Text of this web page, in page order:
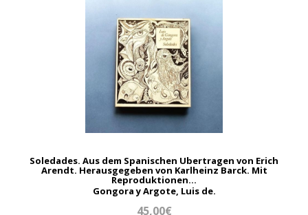
Soledades. Aus dem Spanischen Ubertragen von Erich
Arendt. Herausgegeben von Karlheinz Barck. Mit
Reproduktionen...
Gongora y Argote, Luis de.
45,00€